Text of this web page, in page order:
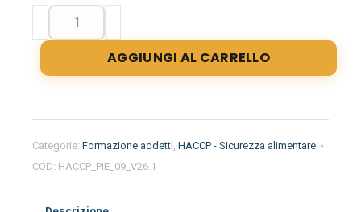
Formazione
per
addetti
alimentare
regione
Piemonte
Minimarket
AGGIUNGI AL CARRELLO
Categorie: Formazione addetti, HACCP - Sicurezza alimentare
COD: HACCP_PIE_09_V26.1